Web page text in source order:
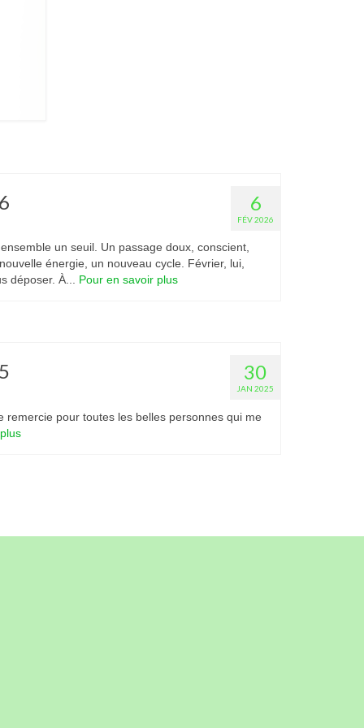
6
FÉV 2026
un seuil. Un passage doux, conscient,
énergie, un nouveau cycle. Février, lui,
déposer. À... Pour en savoir plus
30
JAN 2025
remercie pour toutes les belles personnes qui me